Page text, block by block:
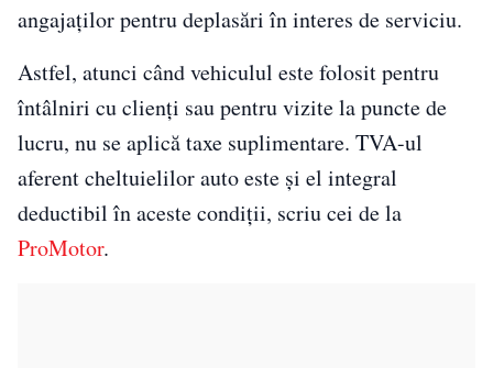
angajaților pentru deplasări în interes de serviciu.
Astfel, atunci când vehiculul este folosit pentru
întâlniri cu clienți sau pentru vizite la puncte de
lucru, nu se aplică taxe suplimentare. TVA-ul
aferent cheltuielilor auto este și el integral
deductibil în aceste condiții, scriu cei de la
ProMotor.